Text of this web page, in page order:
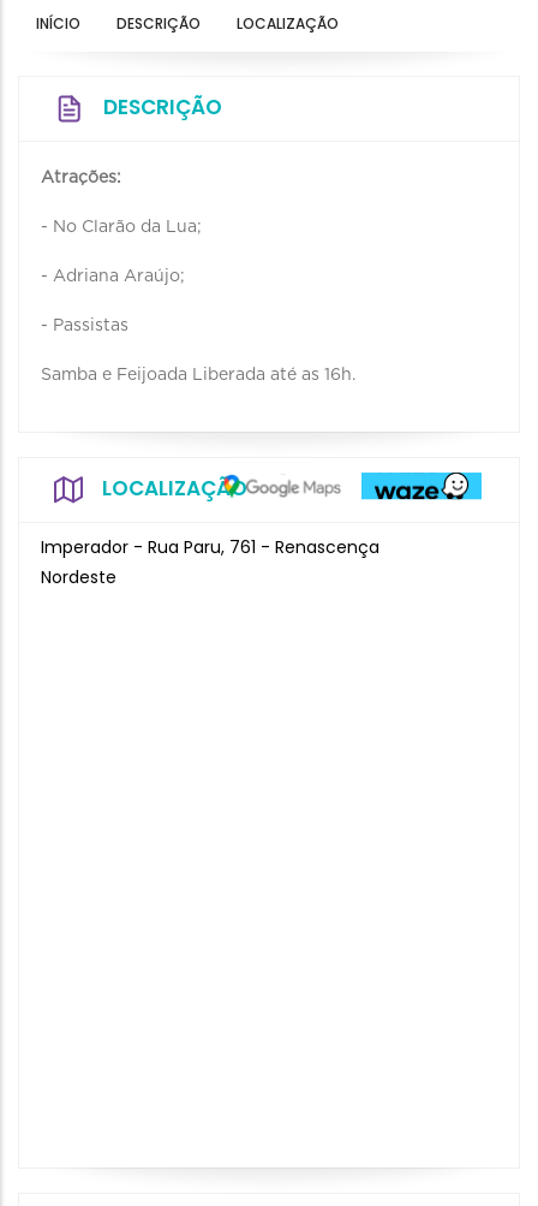
INÍCIO DESCRIÇÃO LOCALIZAÇÃO
DESCRIÇÃO
Atrações:
- No Clarão da Lua;
- Adriana Araújo;
- Passistas
Samba e Feijoada Liberada até as 16h.
LOCALIZAÇÃO
Imperador - Rua Paru, 761 - Renascença
Nordeste